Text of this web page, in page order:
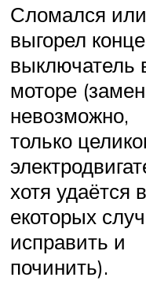
Сломался или
выгорел
выключатель
моторе
невозможно,
только
хотя удаётся в
екоторых
исправить и
починить).